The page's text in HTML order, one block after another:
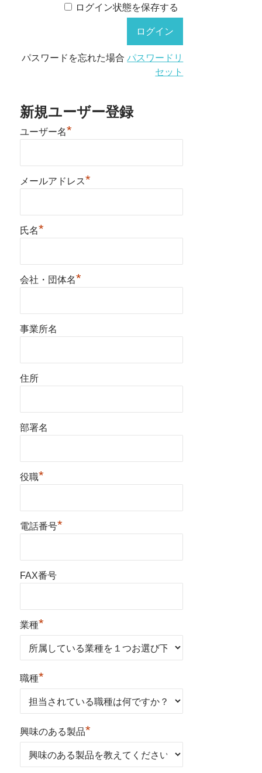
ログイン状態を保存する
パスワードを忘れた場合パスワードリ
セット
新規ユーザー登録
ユーザー名*
メールアドレス*
氏名*
会社・団体名*
事業所名
住所
部署名
役職*
電話番号*
FAX番号
業種*
職種*
興味のある製品*